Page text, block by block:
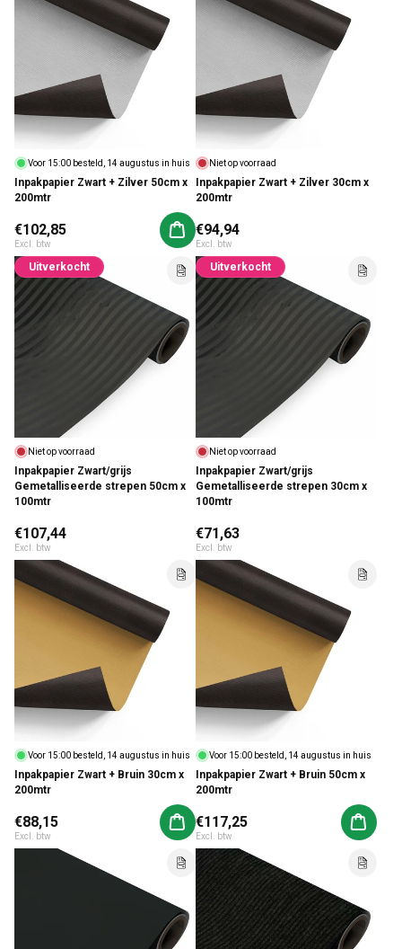
Voor 15:00 besteld, 14 augustus in huis
Inpakpapier Zwart + Zilver 50cm x
200mtr
Normale prijs
€102,85
Excl. btw
Aan winkelwagen toevoegen
Niet op voorraad
Inpakpapier Zwart + Zilver 30cm x
200mtr
Normale prijs
€94,94
Excl. btw
Uitverkocht
Niet op voorraad
Inpakpapier Zwart/grijs
Gemetalliseerde strepen 50cm x
100mtr
Normale prijs
€107,44
Excl. btw
Uitverkocht
Niet op voorraad
Inpakpapier Zwart/grijs
Gemetalliseerde strepen 30cm x
100mtr
Normale prijs
€71,63
Excl. btw
Voor 15:00 besteld, 14 augustus in huis
Inpakpapier Zwart + Bruin 30cm x
200mtr
Normale prijs
€88,15
Excl. btw
Aan winkelwagen toevoegen
Voor 15:00 besteld, 14 augustus in huis
Inpakpapier Zwart + Bruin 50cm x
200mtr
Normale prijs
€117,25
Excl. btw
Aan